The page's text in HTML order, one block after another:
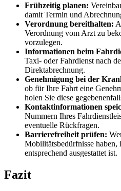
Frühzeitig planen:
damit Termin und
Verordnung bereithalten:
Verordnung vom Arzt zu
vorzulegen.
Informationen beim
Taxi- oder Fahrdienst nach
Direktabrechnung.
Genehmigung bei der
ob für Ihre Fahrt eine
holen Sie diese
Kontaktinformationen
Nummern Ihres
eventuelle Rückfragen.
Barrierefreiheit prüfen:
Mobilitätsbedürfnisse haben,
entsprechend ausgestattet ist.
Fazit